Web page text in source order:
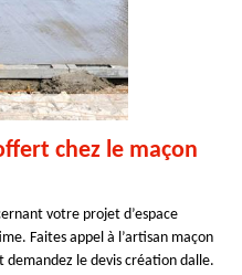
chez le maçon
votre projet d’espace
Faites appel à l’artisan maçon
demandez le devis création dalle.